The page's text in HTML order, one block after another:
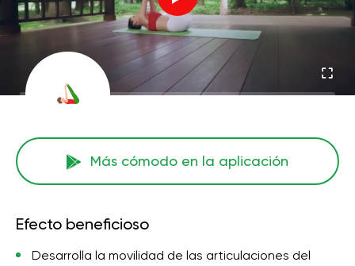
Más cómodo en la aplicación
Efecto beneficioso
Desarrolla la movilidad de las articulaciones del